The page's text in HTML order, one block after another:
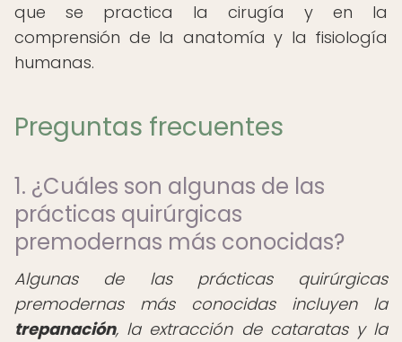
que se practica la cirugía y en la
comprensión de la anatomía y la fisiología
humanas.
Preguntas frecuentes
1. ¿Cuáles son algunas de las
prácticas quirúrgicas
premodernas más conocidas?
Algunas de las prácticas quirúrgicas
premodernas más conocidas incluyen la
trepanación, la extracción de cataratas y la